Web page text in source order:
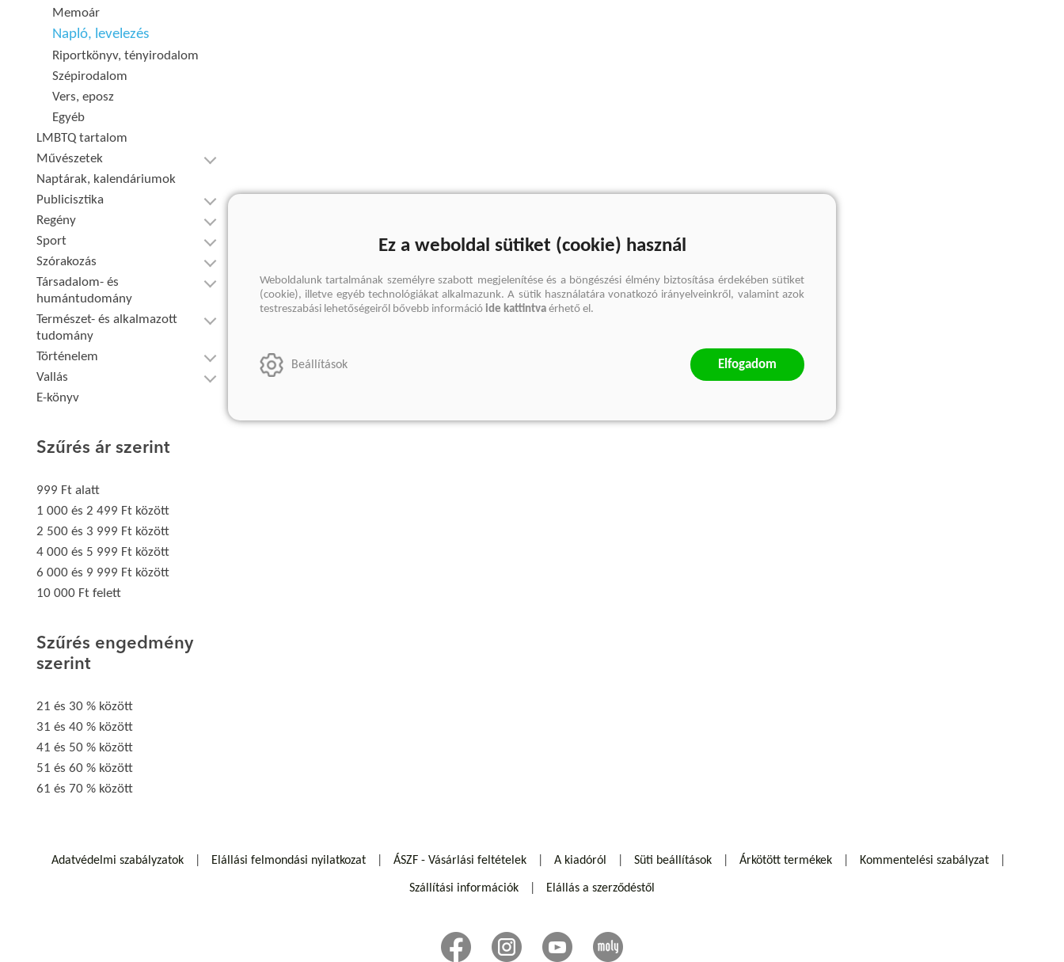
Memoár
Napló, levelezés
Riportkönyv, tényirodalom
Szépirodalom
Vers, eposz
Egyéb
LMBTQ tartalom
Művészetek
Naptárak, kalendáriumok
Publicisztika
Regény
Sport
Szórakozás
Társadalom- és
humántudomány
Természet- és alkalmazott
tudomány
Történelem
Vallás
E-könyv
Szűrés ár szerint
999 Ft alatt
1 000 és 2 499 Ft között
2 500 és 3 999 Ft között
4 000 és 5 999 Ft között
6 000 és 9 999 Ft között
10 000 Ft felett
Szűrés engedmény
szerint
21 és 30 % között
31 és 40 % között
41 és 50 % között
51 és 60 % között
61 és 70 % között
Adatvédelmi szabályzatok Elállási felmondási nyilatkozat ÁSZF - Vásárlási feltételek A kiadóról Süti beállítások Árkötött termékek Kommentelési szabályzat
Szállítási információk Elállás a szerződéstől
Ez a weboldal sütiket (cookie) használ
Weboldalunk tartalmának személyre szabott megjelenítése és a böngészési élmény biztosítása érdekében sütiket
(cookie), illetve egyéb technológiákat alkalmazunk. A sütik használatára vonatkozó irányelveinkről, valamint azok
testreszabási lehetőségeiről bővebb információ ide kattintva érhető el.
Beállítások Elfogadom